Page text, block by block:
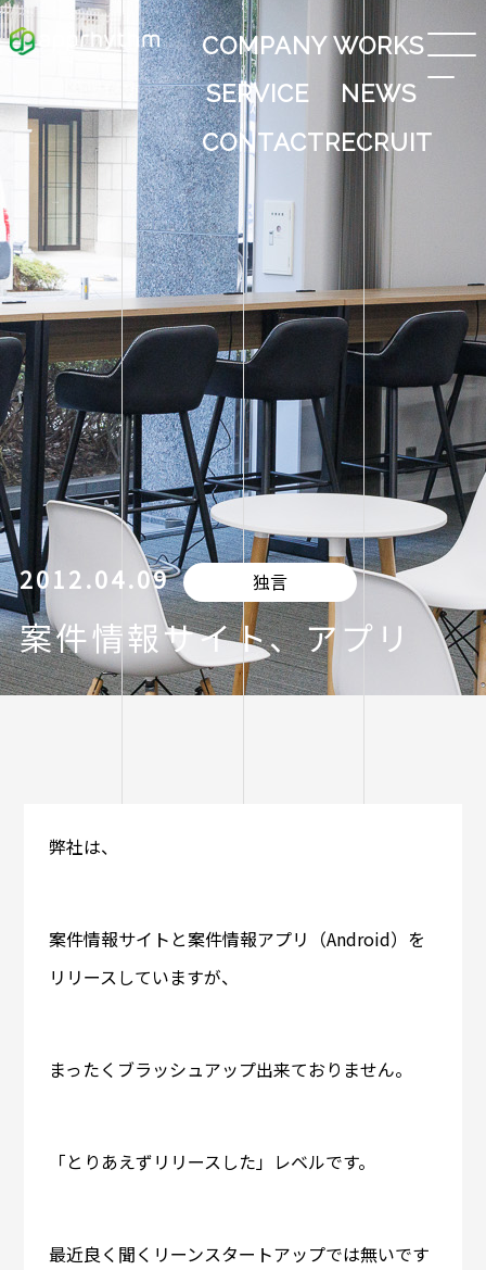
COMPANYWORKS
SERVICE
NEWS
CONTACTRECRUIT
2012.04.09 独言
案件情報サイト、アプリ
弊社は、
案件情報サイトと案件情報アプリ（Android）を
リリースしていますが、
まったくブラッシュアップ出来ておりません。
「とりあえずリリースした」レベルです。
最近良く聞くリーンスタートアップでは無いです